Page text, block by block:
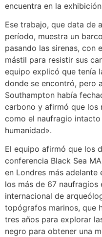
encuentra en la
Ese trabajo, que data de
período, muestra un
pasando las sirenas, con
mástil para resistir sus
equipo explicó que tenía
donde se encontró, pero
Southampton había
carbono y afirmó que los
como el naufragio
humanidad».
El equipo afirmó que los
conferencia Black Sea
en Londres más adelante
los más de 67
internacional de
topógrafos marinos, que
tres años para explorar
negro para obtener una